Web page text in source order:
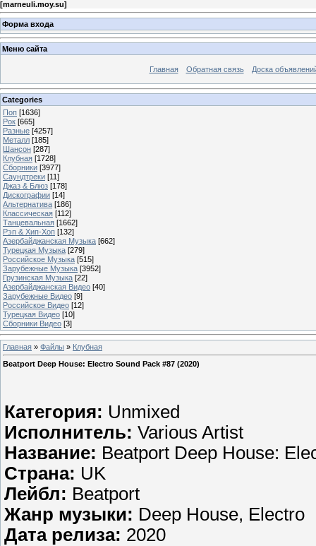
[marneuli.moy.su]
Форма входа
Меню сайта
Главная Обратная связь Доска
Categories
Поп [1636]
Рок [665]
Разные [4257]
Металл [185]
Шансон [287]
Клубная [1728]
Сборники [3977]
Саундтреки [11]
Джаз & Блюз [178]
Дискографии [14]
Альтернатива [186]
Классическая [112]
Танцевальная [1662]
Рэп & Хип-Хоп [132]
Азербайджанская Музыка [662]
Турецкая Музыка [279]
Российское Музыка [515]
Зарубежные Музыка [3952]
Грузинская Музыка [22]
Азербайджанская Видео [40]
Зарубежные Видео [9]
Российское Видео [12]
Турецкая Видео [10]
Сборники Видео [3]
Главная » Файлы » Клубная
Beatport Deep House: Electro Sound Pack #87 (2020)
Категория: Unmixed
Исполнитель: Various Artist
Название: Beatport Deep House:
Страна: UK
Лейбл: Beatport
Жанр музыки: Deep House, Electro
Дата релиза: 2020